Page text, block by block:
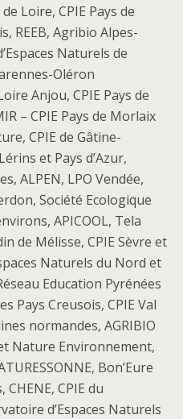
Loire, CPIE Pays de
REEB, Agribio Alpes-
Naturels de
Oléron
Anjou, CPIE Pays de
– CPIE Pays de Morlaix
CPIE de Gâtine-
et Pays d’Azur,
ALPEN, LPO Vendée,
Société Ecologique
APICOOL, Tela
de Mélisse, CPIE Sèvre et
Naturels du Nord et
Education Pyrénées
Pays Creusois, CPIE Val
normandes, AGRIBIO
Nature Environnement,
Bon’Eure
CHENE, CPIE du
d’Espaces Naturels